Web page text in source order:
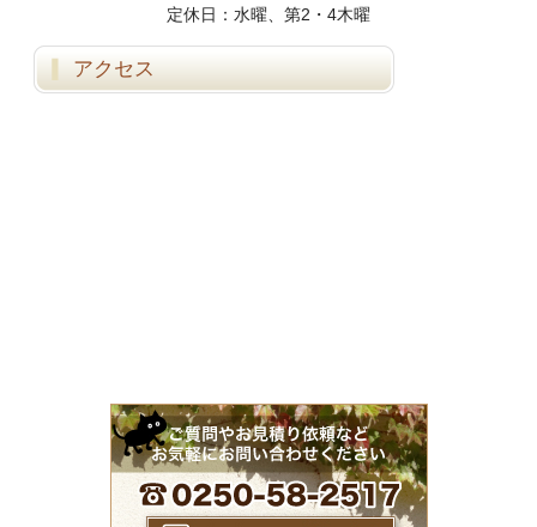
定休日：水曜、第2・4木曜
アクセス